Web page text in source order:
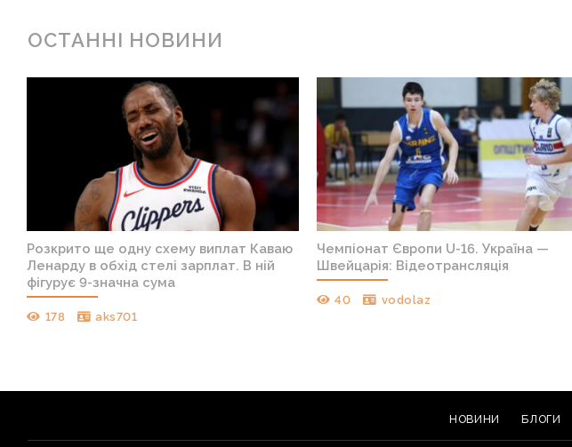
ОСТАННІ НОВИНИ
Розкрито ще одну схему виплат Каваю
Ленарду в обхід стелі зарплат. В ній
фігурує 9-значна сума
178 aks701
Чемпіонат Європи U-16. Україна —
Швейцарія: Відеотрансляція
40 vodolaz
НОВИНИ БЛОГИ